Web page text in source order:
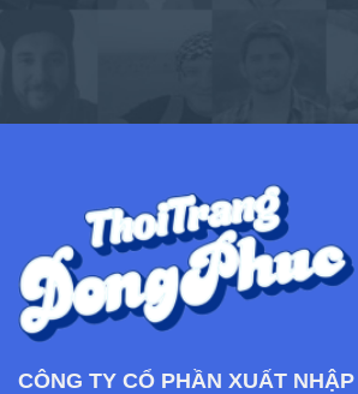
CÔNG TY CỔ PHẦN XUẤT